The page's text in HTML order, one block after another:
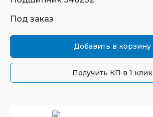
Под заказ
Добавить в корзину
Получить КП в 1 клик